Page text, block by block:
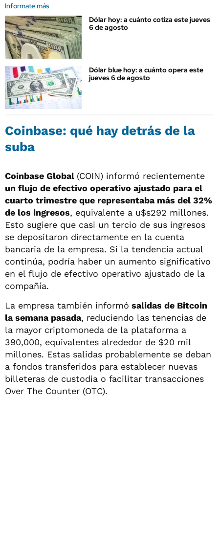
Informate más
Dólar hoy: a cuánto cotiza este jueves
6 de agosto
Dólar blue hoy: a cuánto opera este
jueves 6 de agosto
Coinbase: qué hay detrás de la
suba
Coinbase Global (COIN) informó recientemente
un flujo de efectivo operativo ajustado para el
cuarto trimestre que representaba más del 32%
de los ingresos, equivalente a u$s292 millones.
Esto sugiere que casi un tercio de sus ingresos
se depositaron directamente en la cuenta
bancaria de la empresa. Si la tendencia actual
continúa, podría haber un aumento significativo
en el flujo de efectivo operativo ajustado de la
compañía.
La empresa también informó salidas de Bitcoin
la semana pasada, reduciendo las tenencias de
la mayor criptomoneda de la plataforma a
390,000, equivalentes alrededor de $20 mil
millones. Estas salidas probablemente se deban
a fondos transferidos para establecer nuevas
billeteras de custodia o facilitar transacciones
Over The Counter (OTC).